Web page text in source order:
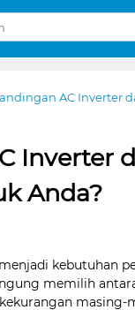
AC Inverter
Inverter
Anda?
kebutuhan
memilih